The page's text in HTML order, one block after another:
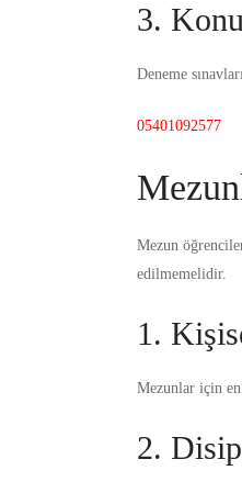
3.
Deneme
05401092577
Mezun
edilmemelidir.
1.
Mezunlar için
2.